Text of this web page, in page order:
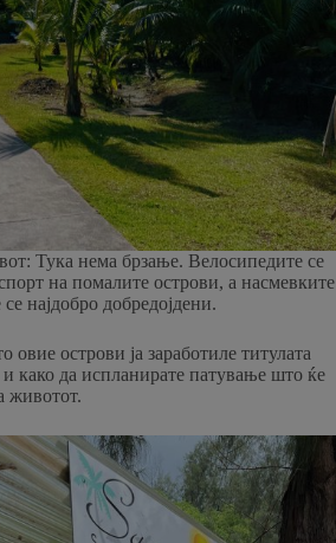
Тука нема брзање. Велосипедите се
на помалите острови, а насмевките
најдобро добредојдени.
овие острови ја заработиле титулата
и како да испланирате патување што ќе
животот.